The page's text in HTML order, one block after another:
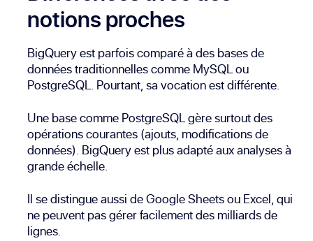
notions proches
BigQuery est parfois comparé à des bases de
données traditionnelles comme MySQL ou
PostgreSQL. Pourtant, sa vocation est différente.
Une base comme PostgreSQL gère surtout des
opérations courantes (ajouts, modifications de
données). BigQuery est plus adapté aux analyses à
grande échelle.
Il se distingue aussi de Google Sheets ou Excel, qui
ne peuvent pas gérer facilement des milliards de
lignes.